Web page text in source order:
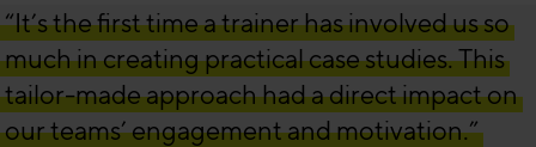
“It’s the first time a trainer has involved us so
much in creating practical case studies. This
tailor-made approach had a direct impact on
our teams’ engagement and motivation.”